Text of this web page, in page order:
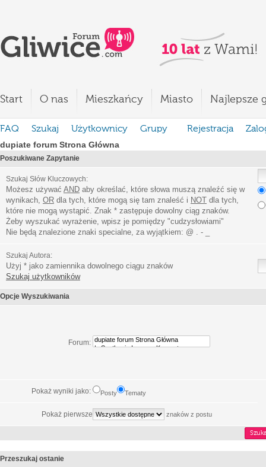
Start O nas Mieszkańcy Miasto Najlepsze
FAQ Szukaj Użytkownicy Grupy Rejestracja
dupiate forum Strona Główna
Poszukiwane Zapytanie
Szukaj Słów Kluczowych:
Możesz używać AND aby określać, które słowa muszą znaleźć się w
wynikach, OR dla tych, które mogą się tam znaleść i NOT dla tych,
które nie mogą wystąpić. Znak * zastępuje dowolny ciąg znaków.
Żeby wyszukać wyrażenie, wpisz je pomiędzy "cudzysłowiami"
Nie będą znalezione znaki specialne, za wyjątkiem: @ . - _
Szukaj Autora:
Użyj * jako zamiennika dowolnego ciągu znaków
Szukaj użytkowników
Opcje Wyszukiwania
Forum:
Pokaż wyniki jako: Posty Tematy
Pokaż pierwsze znaków z postu
Przeszukaj ostanie